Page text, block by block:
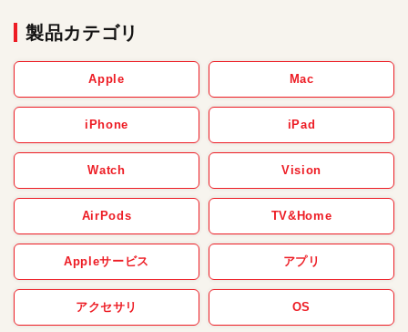
製品カテゴリ
Apple Mac
iPhone iPad
Watch Vision
AirPods TV&Home
Appleサービス アプリ
アクセサリ OS